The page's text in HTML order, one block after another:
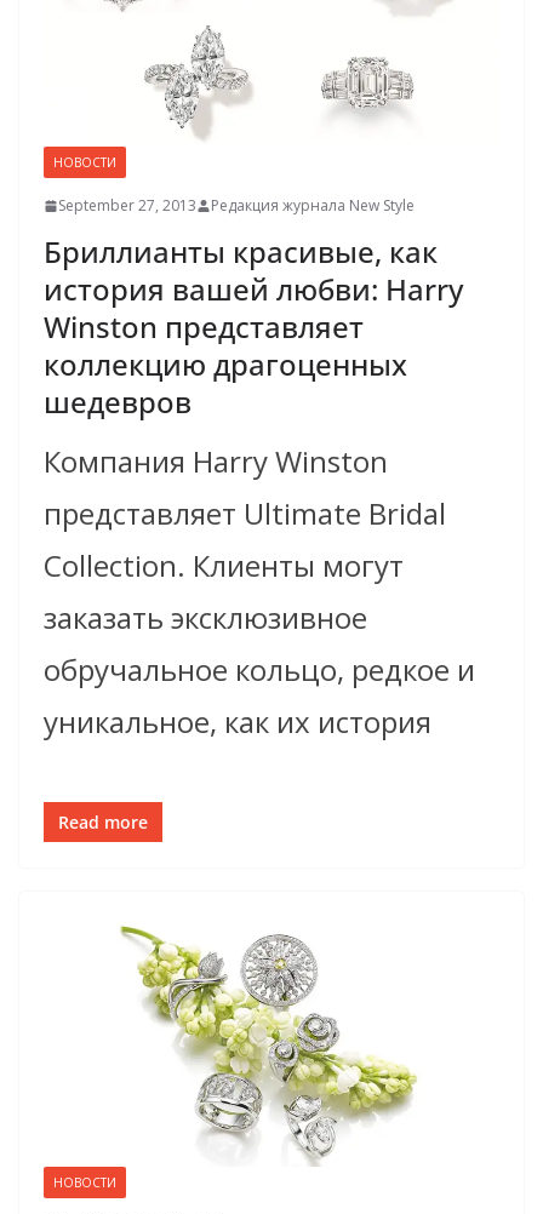
НОВОСТИ
September 27, 2013 Редакция журнала New Style
Бриллианты красивые, как
история вашей любви: Harry
Winston представляет
коллекцию драгоценных
шедевров
Компания Harry Winston
представляет Ultimate Bridal
Collection. Клиенты могут
заказать эксклюзивное
обручальное кольцо, редкое и
уникальное, как их история
Read more
НОВОСТИ